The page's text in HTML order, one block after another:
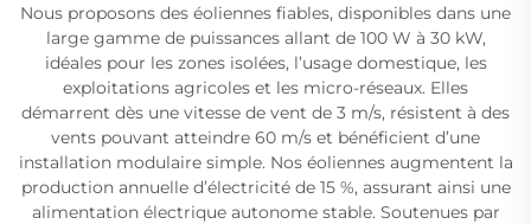
Nous proposons des éoliennes fiables, disponibles dans une
large gamme de puissances allant de 100 W à 30 kW,
idéales pour les zones isolées, l’usage domestique, les
exploitations agricoles et les micro-réseaux. Elles
démarrent dès une vitesse de vent de 3 m/s, résistent à des
vents pouvant atteindre 60 m/s et bénéficient d’une
installation modulaire simple. Nos éoliennes augmentent la
production annuelle d’électricité de 15 %, assurant ainsi une
alimentation électrique autonome stable. Soutenues par